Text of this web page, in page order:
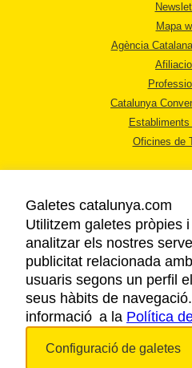
Mapa
Agència
Catalunya
Oficines de
AVÍS
POLÍTICA DE
Galetes catalunya.com
Utilitzem galetes pròpies
analitzar els nostres
publicitat relacionada
usuaris segons un perfil
seus hàbits de
informació a la Política
Configuració de galetes